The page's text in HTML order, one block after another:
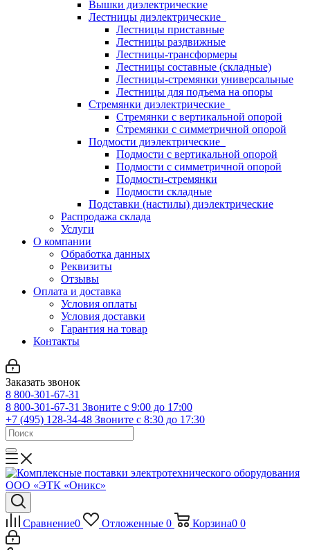
Вышки диэлектрические
Лестницы диэлектрические
Лестницы приставные
Лестницы раздвижные
Лестницы-трансформеры
Лестницы составные (складные)
Лестницы-стремянки универсальные
Лестницы для подъема на опоры
Стремянки диэлектрические
Стремянки с вертикальной опорой
Стремянки с симметричной опорой
Подмости диэлектрические
Подмости с вертикальной опорой
Подмости с симметричной опорой
Подмости-стремянки
Подмости складные
Подставки (настилы) диэлектрические
Распродажа склада
Услуги
О компании
Обработка данных
Реквизиты
Отзывы
Оплата и доставка
Условия оплаты
Условия доставки
Гарантия на товар
Контакты
Заказать звонок
8 800-301-67-31
8 800-301-67-31 Звоните с 9:00 до 17:00
+7 (495) 128-34-48 Звоните с 8:30 до 17:30
Сравнение0 Отложенные 0 Корзина0 0